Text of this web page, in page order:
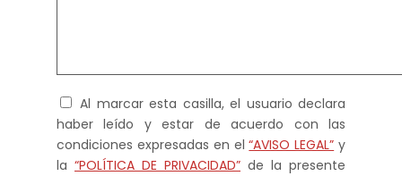
Al marcar esta casilla, el usuario declara
haber leído y estar de acuerdo con las
condiciones expresadas en el“AVISO LEGAL” y
la “POLÍTICA DE PRIVACIDAD” de la presente